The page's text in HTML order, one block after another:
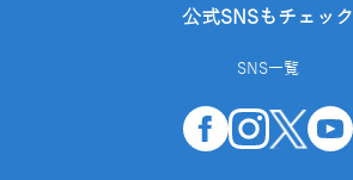
公式SNSもチェック
SNS一覧